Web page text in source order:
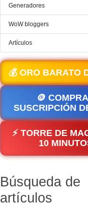
Generadores
WoW bloggers
Artículos
💰 ORO BARATO
🪙
SUSCRIPCIÓN
⚡ TORRE DE
10
Búsqueda de
artículos